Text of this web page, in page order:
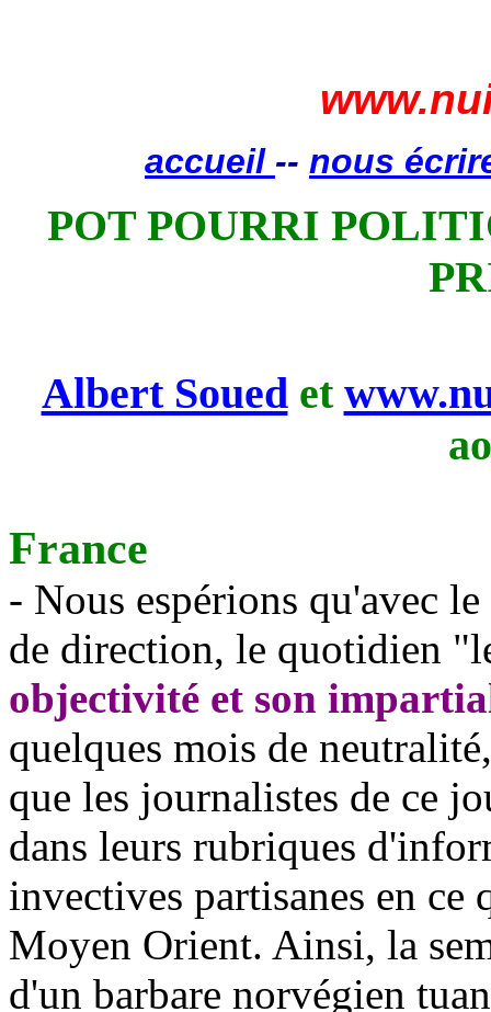
accueil -- nous
POT POURRI
Albert Souedet
France
- Nous espérions qu'avec
de direction, le quotidien
objectivité et son
quelques mois de
que les journalistes de ce
dans leurs rubriques
invectives partisanes en
Moyen Orient. Ainsi, la
d'un barbare norvégien